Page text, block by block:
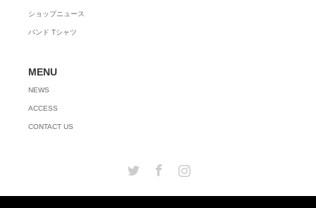
ショップニュース
バンド Tシャツ
MENU
NEWS
ACCESS
CONTACT US
Twitter Facebook